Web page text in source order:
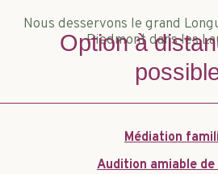
Nous desservons le grand
Piedmont dans les
Option à
Médiation
Audition amiable